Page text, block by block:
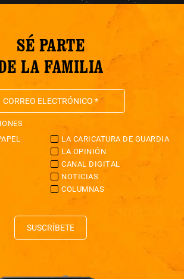
SÉ PARTE
LA FAMILIA
LA CARICATURA DE GUARDIA
LA OPINIÓN
CANAL DIGITAL
NOTICIAS
COLUMNAS
SUSCRÍBETE